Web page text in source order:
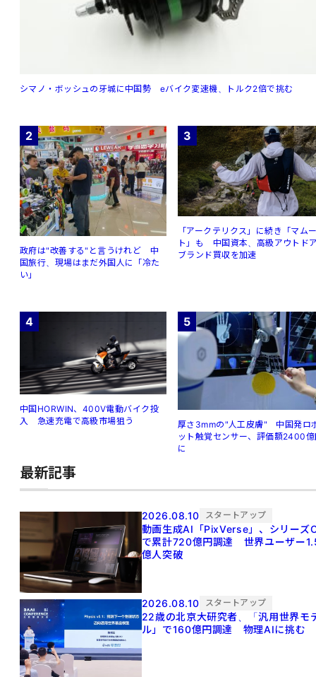
シマノ・ボッシュの牙城に中国勢 eバイク変速機、トルク2倍で挑む
2
政府は"改善する"と言うけれど 中
国旅行、現場はまだ外国人に「冷た
い」
3
「アークテリクス」に続き「マム
ト」も 中国資本、高級アウトド
ブランド買収を加速
4
中国HORWIN、400V電動バイク投
入 急速充電で高級市場狙う
5
厚さ3mmの"人工皮膚" 中国発ロ
ット触覚センサー、評価額2400
に
最新記事
2026.08.10 スタートアップ
動画生成AI「PixVerse」、シリーズ
で累計720億円調達 世界ユーザー
億人突破
2026.08.10 スタートアップ
22歳の北京大研究者、「汎用世界モ
ル」で160億円調達 物理AIに挑む